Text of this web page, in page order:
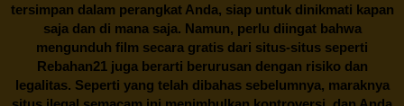
tersimpan dalam perangkat Anda, siap untuk dinikmati kapan
saja dan di mana saja. Namun, perlu diingat bahwa
mengunduh film secara gratis dari situs-situs seperti
Rebahan21 juga berarti berurusan dengan risiko dan
legalitas. Seperti yang telah dibahas sebelumnya, maraknya